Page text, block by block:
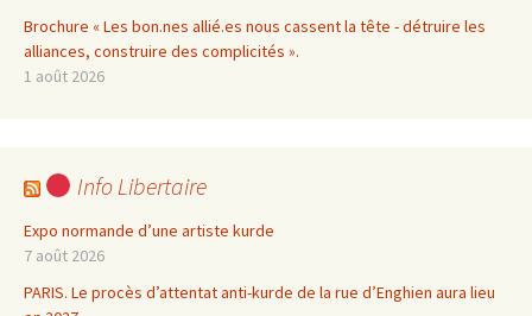
Brochure « Les bon.nes allié.es nous cassent la tête - détruire les
alliances, construire des complicités ».
1 août 2026
Info Libertaire
Expo normande d’une artiste kurde
7 août 2026
PARIS. Le procès d’attentat anti-kurde de la rue d’Enghien aura lieu